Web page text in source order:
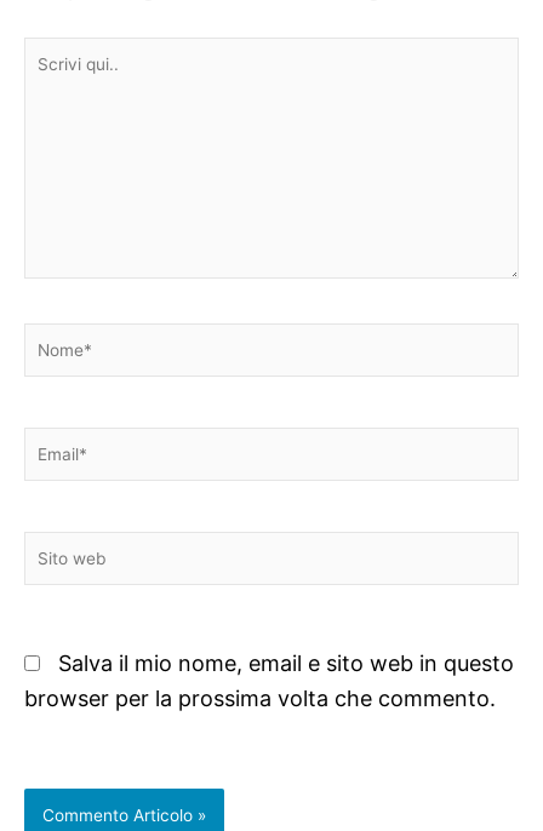
Scrivi
Nome*
Email*
Sito
web
Salva il mio nome, email e sito web in questo
browser per la prossima volta che commento.